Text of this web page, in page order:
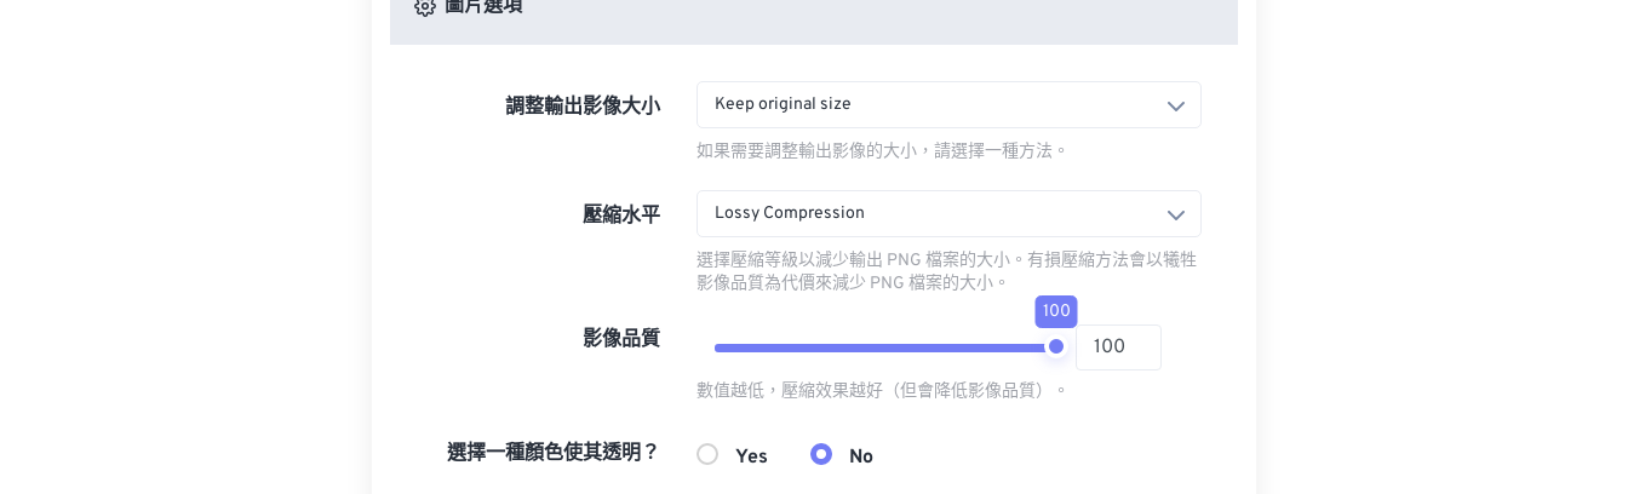
圖片選項
調整輸出影像大小 Keep original size
如果需要調整輸出影像的大小，請選擇一種方法。
壓縮水平 Lossy Compression
選擇壓縮等級以減少輸出 PNG 檔案的大小。有損壓縮方法會以犧牲
影像品質為代價來減少 PNG 檔案的大小。
影像品質
100
數值越低，壓縮效果越好（但會降低影像品質）。
選擇一種顏色使其透明？ Yes No